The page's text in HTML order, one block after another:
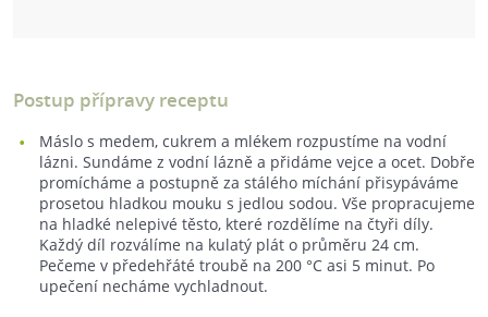
Postup přípravy receptu
Máslo s medem, cukrem a mlékem rozpustíme na vodní
lázni. Sundáme z vodní lázně a přidáme vejce a ocet. Dobře
promícháme a postupně za stálého míchání přisypáváme
prosetou hladkou mouku s jedlou sodou. Vše propracujeme
na hladké nelepivé těsto, které rozdělíme na čtyři díly.
Každý díl rozválíme na kulatý plát o průměru 24 cm.
Pečeme v předehřáté troubě na 200 °C asi 5 minut. Po
upečení necháme vychladnout.